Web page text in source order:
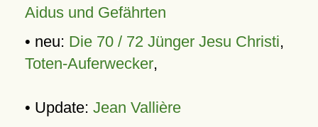
Aidus und Gefährten
• neu: Die 70 / 72 Jünger Jesu Christi,
Toten-Auferwecker,
• Update: Jean Vallière